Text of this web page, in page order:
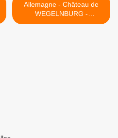
Allemagne - Château de
WEGELNBURG -
Nothweiler >